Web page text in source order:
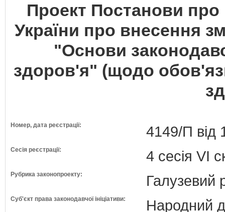
Проект Постанови про
України про внесення
"Основи
здоров'я" (щодо
Номер, дата реєстрації: 4149/П від
Сесія реєстрації: 4 сесія VI
Рубрика законопроекту: Галузевий
Суб'єкт права законодавчої ініціативи: Народний